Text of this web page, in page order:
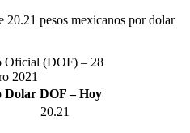
pesos mexicanos por dolar
Oficial (DOF) – 28
2021
Dolar DOF – Hoy
20.21